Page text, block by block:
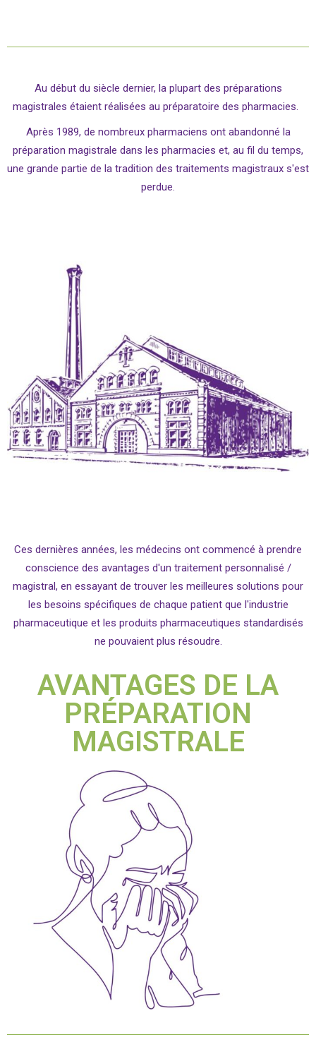
Au début du siècle dernier, la plupart des préparations
magistrales étaient réalisées au préparatoire des pharmacies.
Après 1989, de nombreux pharmaciens ont abandonné la
préparation magistrale dans les pharmacies et, au fil du temps,
une grande partie de la tradition des traitements magistraux s'est
perdue.
Ces dernières années, les médecins ont commencé à prendre
conscience des avantages d'un traitement personnalisé /
magistral, en essayant de trouver les meilleures solutions pour
les besoins spécifiques de chaque patient que l'industrie
pharmaceutique et les produits pharmaceutiques standardisés
ne pouvaient plus résoudre.
AVANTAGES DE LA
PRÉPARATION
MAGISTRALE